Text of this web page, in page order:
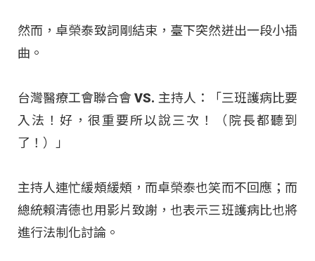
然而，卓榮泰致詞剛結束，臺下突然迸出一段小插
曲。
台灣醫療工會聯合會 VS. 主持人：「三班護病比要
入法！好，很重要所以說三次！（院長都聽到
了！）」
主持人連忙緩頰緩頰，而卓榮泰也笑而不回應；而
總統賴清德也用影片致謝，也表示三班護病比也將
進行法制化討論。